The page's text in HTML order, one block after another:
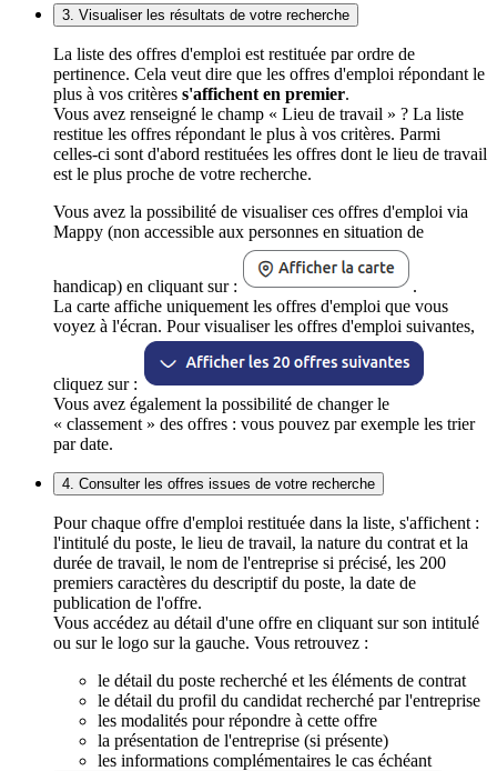
3. Visualiser les résultats de votre recherche
La liste des offres d'emploi est restituée par ordre de
pertinence. Cela veut dire que les offres d'emploi répondant le
plus à vos critères s'affichent en premier.
Vous avez renseigné le champ « Lieu de travail » ? La liste
restitue les offres répondant le plus à vos critères. Parmi
celles-ci sont d'abord restituées les offres dont le lieu de travail
est le plus proche de votre recherche.
Vous avez la possibilité de visualiser ces offres d'emploi via
Mappy (non accessible aux personnes en situation de
handicap) en cliquant sur :
.
La carte affiche uniquement les offres d'emploi que vous
voyez à l'écran. Pour visualiser les offres d'emploi suivantes,
cliquez sur :
Vous avez également la possibilité de changer le
« classement » des offres : vous pouvez par exemple les trier
par date.
4. Consulter les offres issues de votre recherche
Pour chaque offre d'emploi restituée dans la liste, s'affichent :
l'intitulé du poste, le lieu de travail, la nature du contrat et la
durée de travail, le nom de l'entreprise si précisé, les 200
premiers caractères du descriptif du poste, la date de
publication de l'offre.
Vous accédez au détail d'une offre en cliquant sur son intitulé
ou sur le logo sur la gauche. Vous retrouvez :
le détail du poste recherché et les éléments de contrat
le détail du profil du candidat recherché par l'entreprise
les modalités pour répondre à cette offre
la présentation de l'entreprise (si présente)
les informations complémentaires le cas échéant